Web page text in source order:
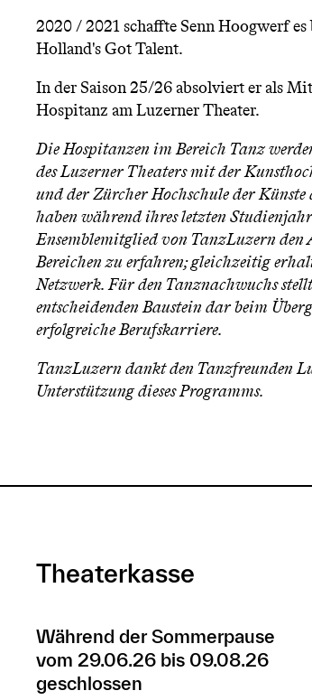
2020 / 2021 schaffte Senn Hoogwerf
Holland's Got Talent.
In der Saison 25/26 absolviert er als
Hospitanz am Luzerner Theater.
Die Hospitanzen im Bereich Tanz
des Luzerner Theaters mit der
und der Zürcher Hochschule der
haben während ihres letzten
Ensemblemitglied von TanzLuzern
Bereichen zu erfahren; gleichzeitig
Netzwerk. Für den Tanznachwuchs
entscheidenden Baustein dar beim
erfolgreiche Berufskarriere.
TanzLuzern dankt den Tanzfreunden
Unterstützung dieses Programms.
Theaterkasse
Während der Sommerpause
vom 29.06.26 bis 09.08.26
geschlossen